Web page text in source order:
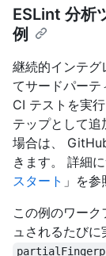
ESLint 分析
例
継続的インテグ
てサードパーテ
CI テストを実
テップとして
場合は、
きます。 詳細
スタート 」を参
この例のワー
ュされるたびに